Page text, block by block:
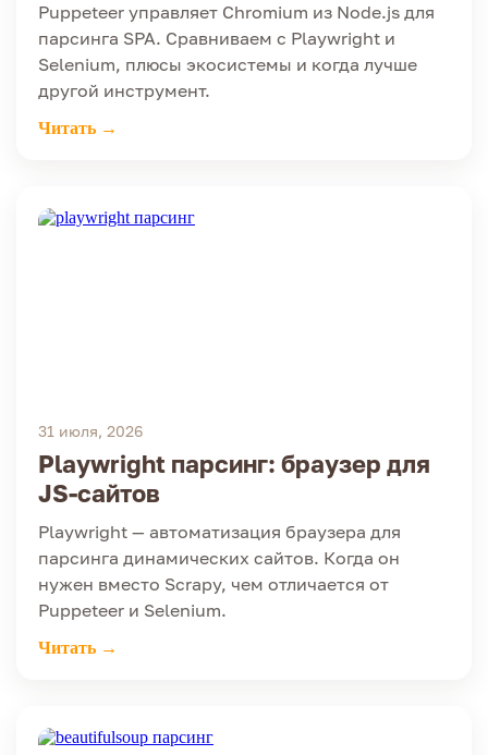
Puppeteer управляет Chromium из Node.js для
парсинга SPA. Сравниваем с Playwright и
Selenium, плюсы экосистемы и когда лучше
другой инструмент.
Читать →
31 июля, 2026
Playwright парсинг: браузер для
JS-сайтов
Playwright — автоматизация браузера для
парсинга динамических сайтов. Когда он
нужен вместо Scrapy, чем отличается от
Puppeteer и Selenium.
Читать →